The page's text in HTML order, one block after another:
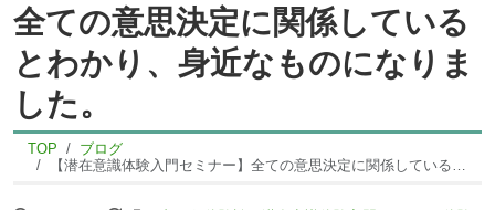
全ての意思決定に関係している
とわかり、身近なものになりま
した。
TOP
ブログ
【潜在意識体験入門セミナー】全ての意思決定に関係しているとわかり、身近なものになりました。